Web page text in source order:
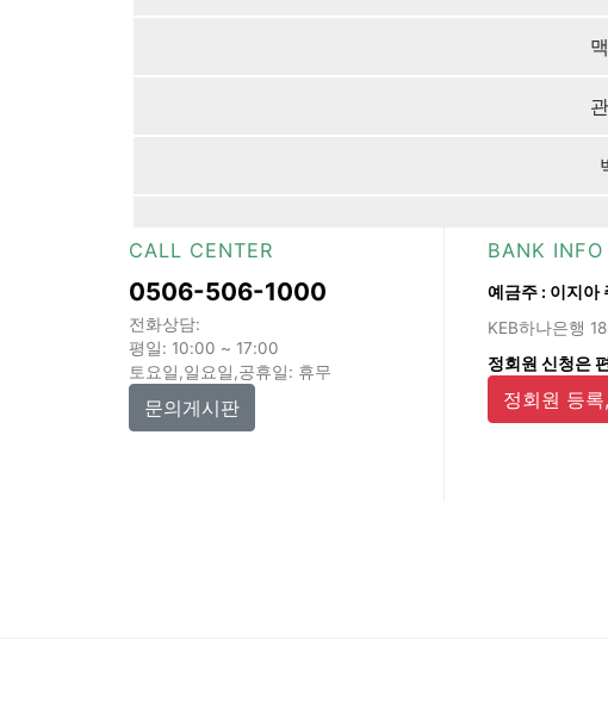
CALL CENTER
0506-506-1000
전화상담:
평일: 10:00 ~ 17:00
토요일,일요일,공휴일: 휴무
문의게시판
BANK INFO
예금주 : 이지아
KEB하나은행
정회원 신청은
정회원 등